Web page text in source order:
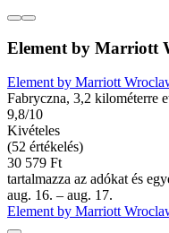
Element by Marriott
Element by Marriott
Fabryczna, 3,2 kilométerre
9,8/10
Kivételes
(52 értékelés)
30 579 Ft
tartalmazza az adókat és
aug. 16. – aug. 17.
Element by Marriott